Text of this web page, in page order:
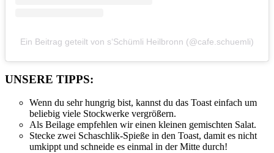
Ein Beitrag geteilt von s‘Schümli Heilbronn (@cafe.schuemli)
UNSERE TIPPS:
Wenn du sehr hungrig bist, kannst du das Toast einfach um
beliebig viele Stockwerke vergrößern.
Als Beilage empfehlen wir einen kleinen gemischten Salat.
Stecke zwei Schaschlik-Spieße in den Toast, damit es nicht
umkippt und schneide es einmal in der Mitte durch!